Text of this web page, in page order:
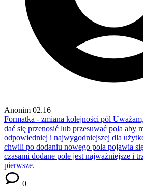
Anonim 02.16
Formatka - zmiana kolejności pól
dać się przenosić lub przesuwać pola aby
odpowiedniej i najwygodniejszej dla
chwili po dodaniu nowego pola pojawia
czasami dodane pole jest najważniejsze i
pierwsze.
0